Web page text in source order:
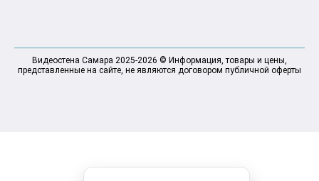
Видеостена Самара 2025-2026 © Информация, товары и цены,
представленные на сайте, не являются договором публичной оферты